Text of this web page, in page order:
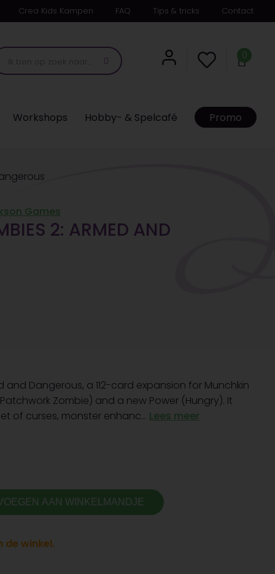
Crea Kids Kampen FAQ Tips & tricks Contact
0
Workshops Hobby- & Spelcafé Promo
Games
2: ARMED AND
and Dangerous, a 112-card expansion for Munchkin
Zombie) and a new Power (Hungry). It
of curses, monster enhanc... Lees meer
AAN WINKELMANDJE
winkel.